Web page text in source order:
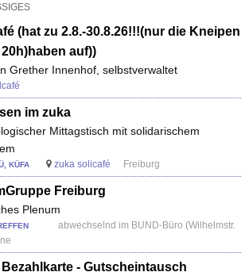
(hat zu 2.8.-30.8.26!!!(nur die Kneipen
auf))
Grether Innenhof, selbstverwaltet
im zuka
Mittagstisch mit solidarischem
KÜFA zuka solicafé Freiburg
Freiburg
Plenum
abwechselnd im BUND-Büro (Wilhelmstr.
Bezahlkarte - Gutscheintausch